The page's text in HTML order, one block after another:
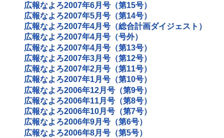
広報なよろ2007年6月号（第15号）
広報なよろ2007年5月号（第14号）
広報なよろ2007年4月号（総合計画ダイジェスト）
広報なよろ2007年4月号（号外）
広報なよろ2007年4月号（第13号）
広報なよろ2007年3月号（第12号）
広報なよろ2007年2月号（第11号）
広報なよろ2007年1月号（第10号）
広報なよろ2006年12月号（第9号）
広報なよろ2006年11月号（第8号）
広報なよろ2006年10月号（第7号）
広報なよろ2006年9月号（第6号）
広報なよろ2006年8月号（第5号）